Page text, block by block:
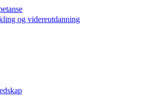
og videreutdanning